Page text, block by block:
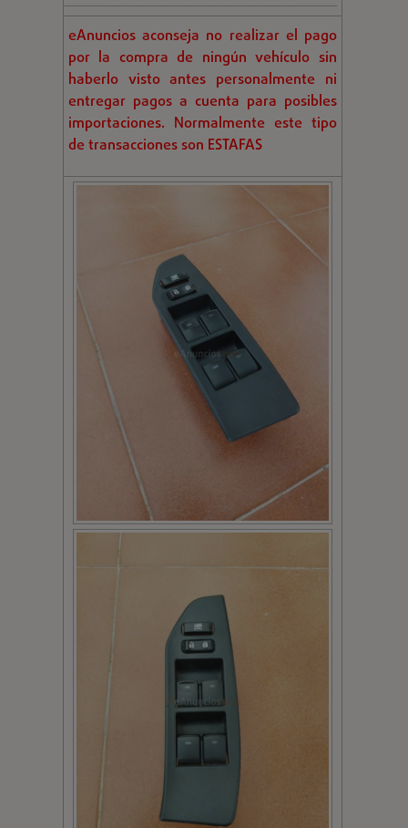
eAnuncios aconseja no realizar el pago
por la compra de ningún vehículo sin
haberlo visto antes personalmente ni
entregar pagos a cuenta para posibles
importaciones. Normalmente este tipo
de transacciones son ESTAFAS